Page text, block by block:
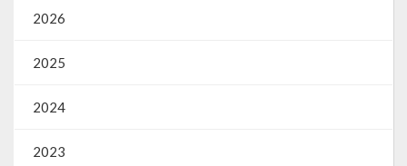
2026
2025
2024
2023